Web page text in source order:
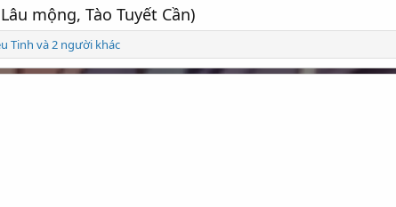
mộng, Tào Tuyết Cần)
Tinh và 2 người khác